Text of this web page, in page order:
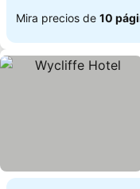
Mira precios de 10